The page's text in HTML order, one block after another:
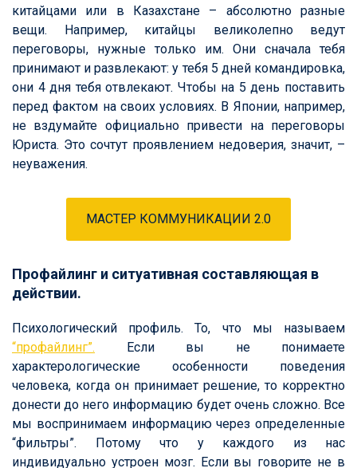
китайцами или в Казахстане – абсолютно разные
вещи. Например, китайцы великолепно ведут
переговоры, нужные только им. Они сначала тебя
принимают и развлекают: у тебя 5 дней командировка,
они 4 дня тебя отвлекают. Чтобы на 5 день поставить
перед фактом на своих условиях. В Японии, например,
не вздумайте официально привести на переговоры
Юриста. Это сочтут проявлением недоверия, значит, –
неуважения.
МАСТЕР КОММУНИКАЦИИ 2.0
Профайлинг и ситуативная составляющая в
действии.
Психологический профиль. То, что мы называем
“профайлинг”. Если вы не понимаете
характерологические особенности поведения
человека, когда он принимает решение, то корректно
донести до него информацию будет очень сложно. Все
мы воспринимаем информацию через определенные
“фильтры”. Потому что у каждого из нас
индивидуально устроен мозг. Если вы говорите не в